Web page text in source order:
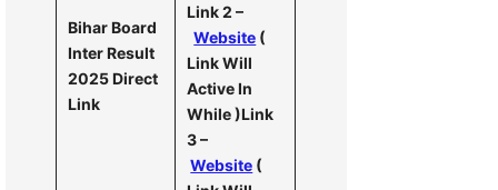
Bihar Board
Inter Result
2025 Direct
Link
Link 2 –
Website (
Link Will
Active In
While )Link
3 –
Website (